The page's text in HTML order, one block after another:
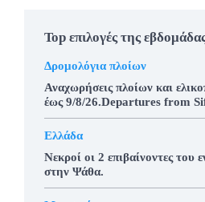
Top επιλογές της
Δρομολόγια πλοίων
Αναχωρήσεις πλοίων και
έως 9/8/26.Departures from
Ελλάδα
Νεκροί οι 2 επιβαίνοντες του
στην Ψάθα.